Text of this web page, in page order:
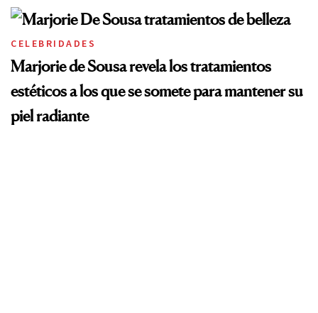
CELEBRIDADES
Marjorie de Sousa revela los tratamientos
estéticos a los que se somete para mantener su
piel radiante